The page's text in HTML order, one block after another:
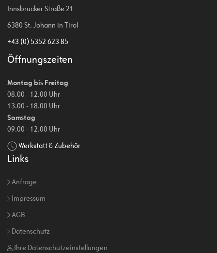
Innsbrucker Straße 21
6380 St. Johann in Tirol
+43 (0) 5352 623 85
Öffnungszeiten
Montag bis Freitag
08.00 - 12.00 Uhr
13.00 - 18.00 Uhr
Samstag
09.00 - 12.00 Uhr
Werkstatt & Zubehör
Links
Anfrage
Impressum
AGB
Datenschutz
Ihre Datenschutzeinstellungen